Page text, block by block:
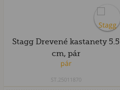
Stagg Drevené kastanety 5.5
cm, pár
ST.25011870